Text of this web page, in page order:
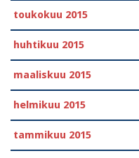
toukokuu 2015
huhtikuu 2015
maaliskuu 2015
helmikuu 2015
tammikuu 2015